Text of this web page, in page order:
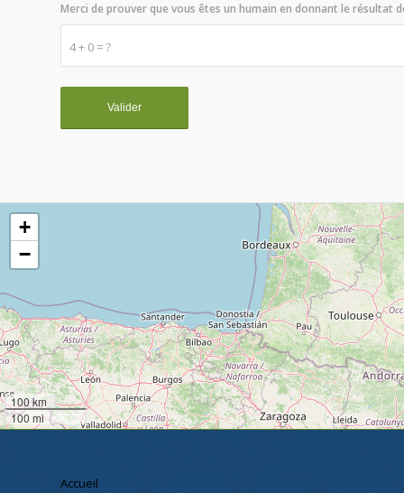
4 + 0 = ?
Merci de prouver que vous êtes un humain en donnant le résultat
+
−
100 km
100 mi
Accueil